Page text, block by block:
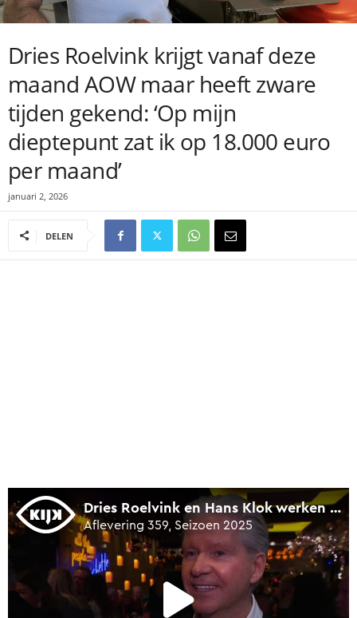
Dries Roelvink krijgt vanaf deze
maand AOW maar heeft zware
tijden gekend: ‘Op mijn
dieptepunt zat ik op 18.000 euro
per maand’
januari 2, 2026
DELEN